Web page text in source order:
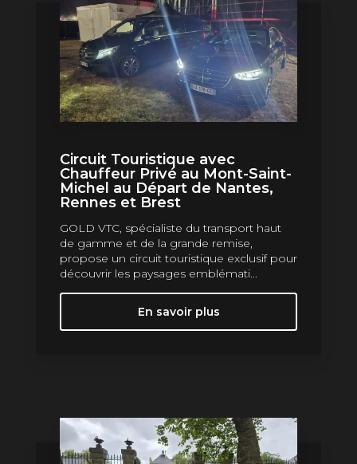
Circuit Touristique avec
Chauffeur Privé au Mont-Saint-
Michel au Départ de Nantes,
Rennes et Brest
GOLD VTC, spécialiste du transport haut
de gamme et de la grande remise,
propose un circuit touristique exclusif pour
découvrir les paysages emblémati...
En savoir plus